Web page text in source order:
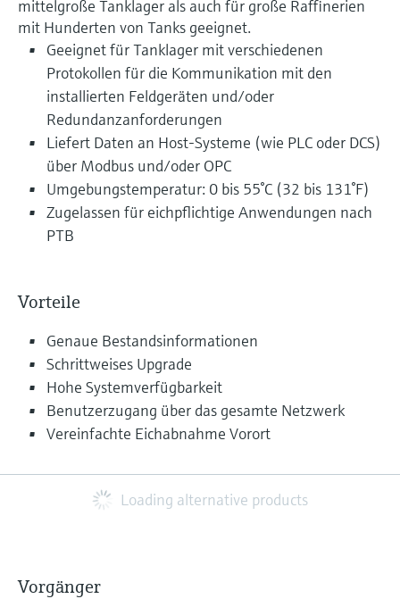
mittelgroße Tanklager als auch für große Raffinerien
mit Hunderten von Tanks geeignet.
Geeignet für Tanklager mit verschiedenen
Protokollen für die Kommunikation mit den
installierten Feldgeräten und/oder
Redundanzanforderungen
Liefert Daten an Host-Systeme (wie PLC oder DCS)
über Modbus und/oder OPC
Umgebungstemperatur: 0 bis 55°C (32 bis 131°F)
Zugelassen für eichpflichtige Anwendungen nach
PTB
Vorteile
Genaue Bestandsinformationen
Schrittweises Upgrade
Hohe Systemverfügbarkeit
Benutzerzugang über das gesamte Netzwerk
Vereinfachte Eichabnahme Vorort
Loading alternative products
Vorgänger